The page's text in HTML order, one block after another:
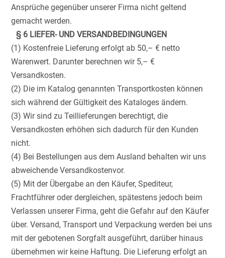
Ansprüche gegenüber unserer Firma nicht geltend
gemacht werden.
§ 6 LIEFER- UND VERSANDBEDINGUNGEN
(1) Kostenfreie Lieferung erfolgt ab 50,– € netto
Warenwert. Darunter berechnen wir 5,– €
Versandkosten.
(2) Die im Katalog genannten Transportkosten können
sich während der Gültigkeit des Kataloges ändern.
(3) Wir sind zu Teillieferungen berechtigt, die
Versandkosten erhöhen sich dadurch für den Kunden
nicht.
(4) Bei Bestellungen aus dem Ausland behalten wir uns
abweichende Versandkostenvor.
(5) Mit der Übergabe an den Käufer, Spediteur,
Frachtführer oder dergleichen, spätestens jedoch beim
Verlassen unserer Firma, geht die Gefahr auf den Käufer
über. Versand, Transport und Verpackung werden bei uns
mit der gebotenen Sorgfalt ausgeführt, darüber hinaus
übernehmen wir keine Haftung. Die Lieferung erfolgt an